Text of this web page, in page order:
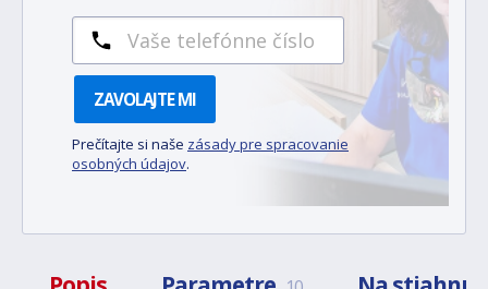
ZAVOLAJTE MI
Prečítajte si naše zásady pre spracovanie
osobných údajov.